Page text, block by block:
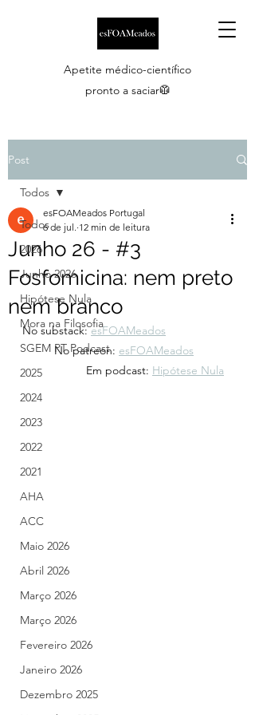
Apetite médico-científico
pronto a saciar🥼
Post
Todos
2026
Junho 2026
Hipótese Nula
Mora na Filosofia
SGEM PT Podcast
2025
2024
2023
2022
2021
AHA
ACC
Maio 2026
Abril 2026
Março 2026
Março 2026
Fevereiro 2026
Janeiro 2026
Dezembro 2025
Todos
Junho 26 - #3
Fosfomicina: nem preto
nem branco
esFOAMeados Portugal
6 de jul. 12 min de leitura
No substack: esFOAMeados
	No patreon:
esFOAMeados
		Em podcast:
Hipótese Nula